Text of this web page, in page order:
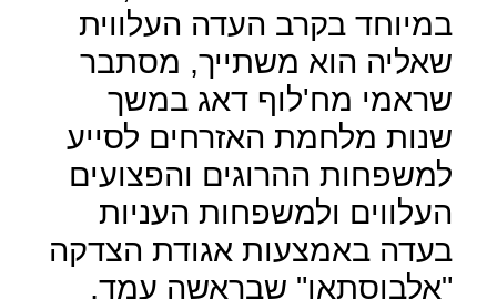
במיוחד בקרב העדה העלווית
שאליה הוא משתייך, מסתבר
שראמי מח'לוף דאג במשך
שנות מלחמת האזרחים לסייע
למשפחות ההרוגים והפצועים
העלווים ולמשפחות העניות
בעדה באמצעות אגודת הצדקה
"אלבוסתאן" שבראשה עמד,